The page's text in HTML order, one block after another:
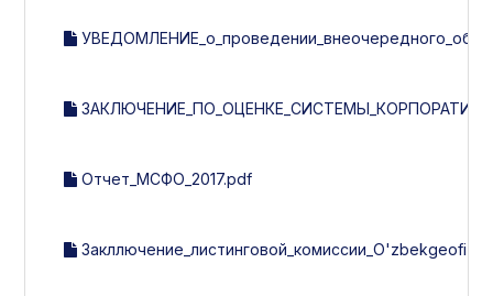
Отчет_МСФО_2017.pdf